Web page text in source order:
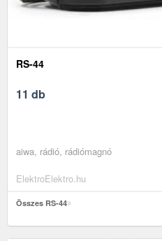
RS-44
11 db
aiwa, rádió, rádiómagnó
ElektroElektro.hu
Összes RS-44